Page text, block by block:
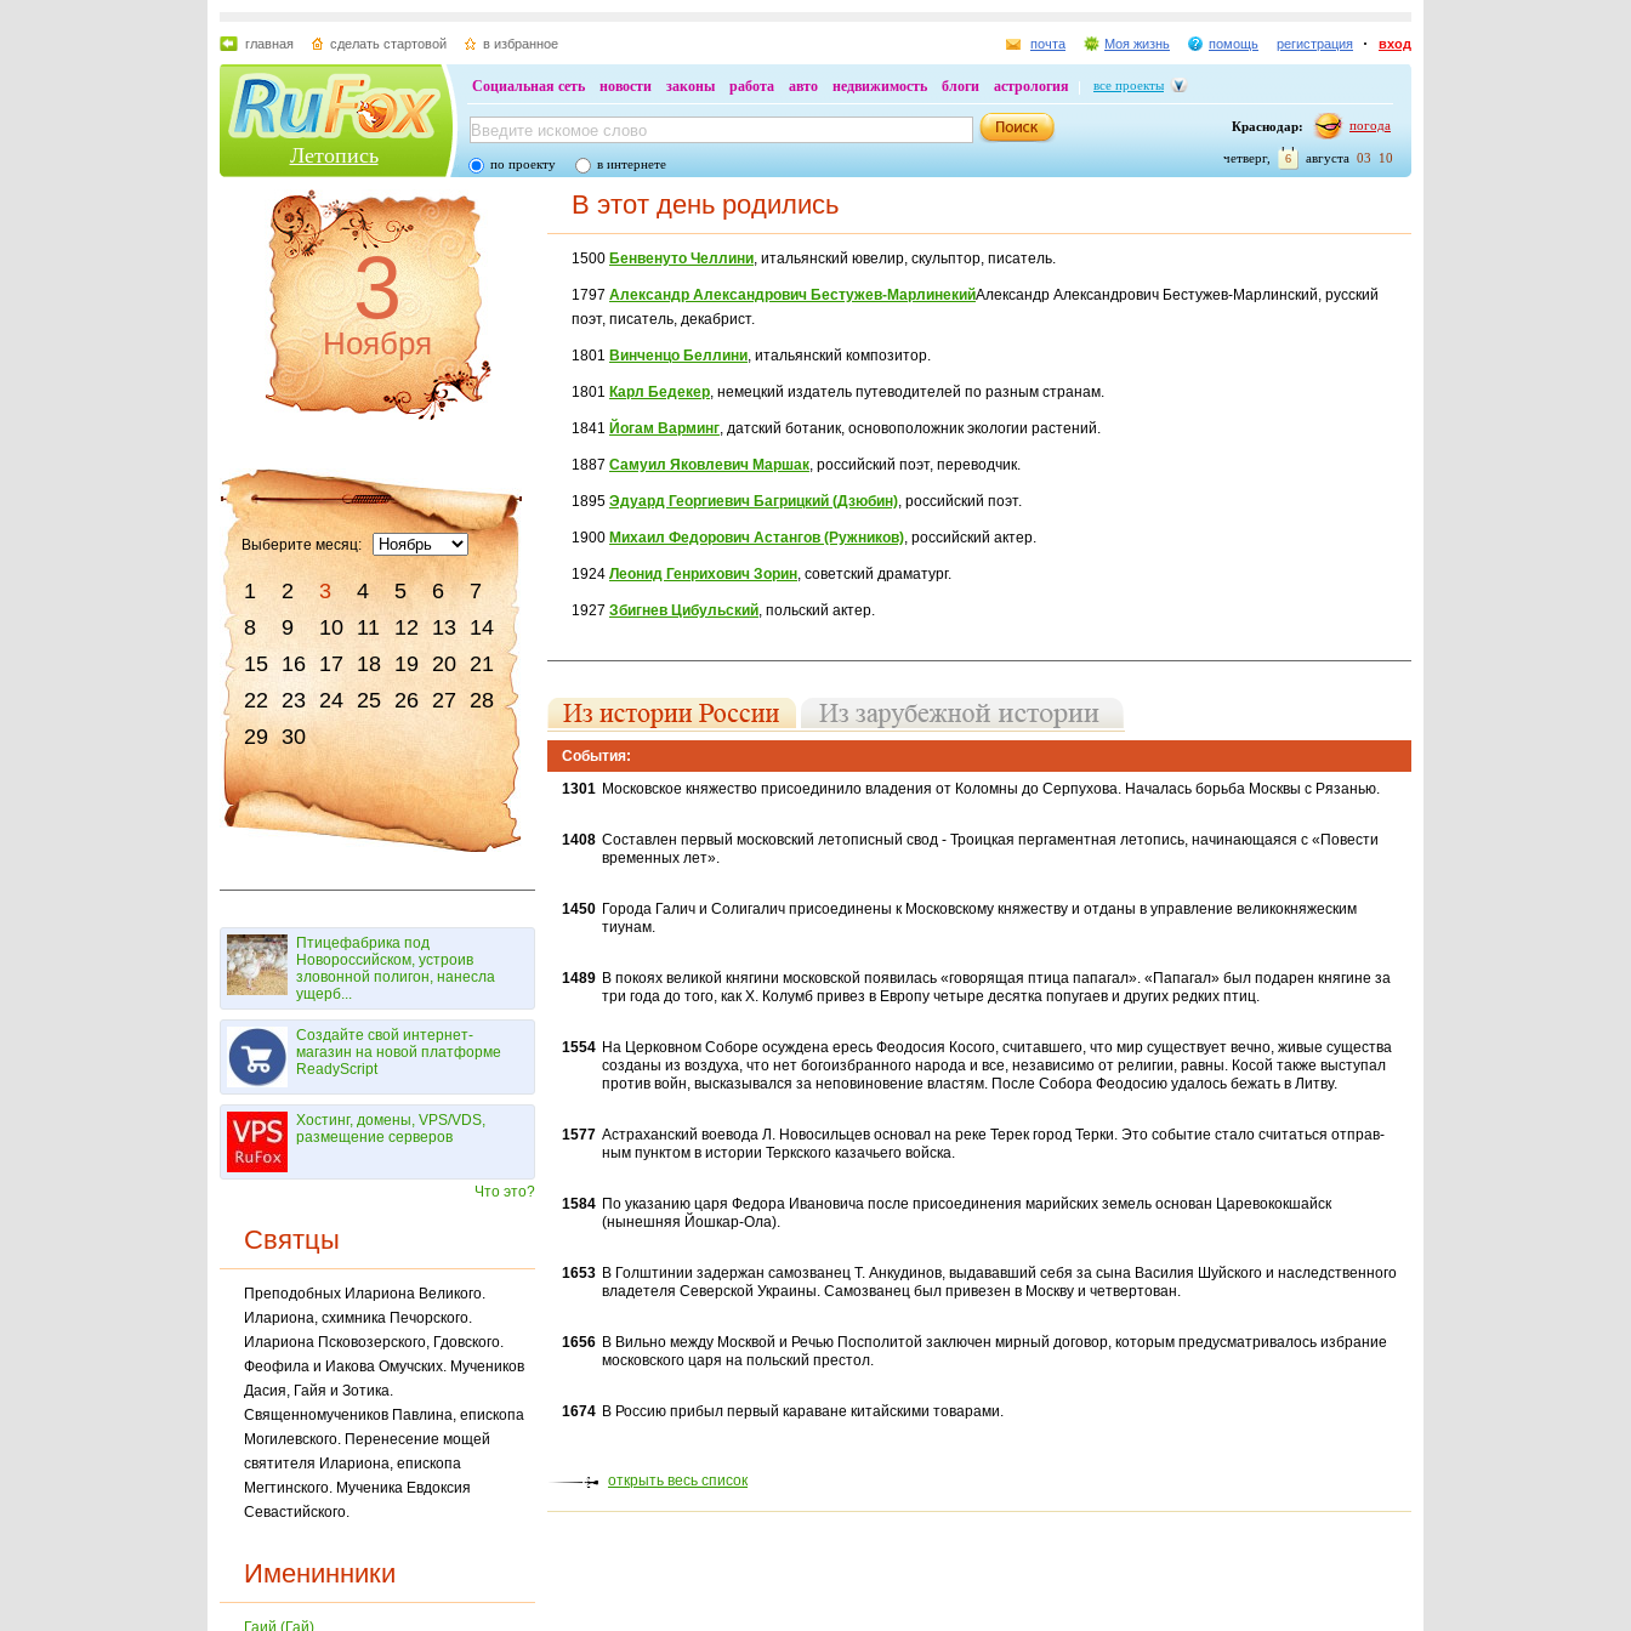
главная сделать стартовой в избранное почта Моя жизнь помощь регистрация вход
Летопись
Социальная сеть новости законы работа авто недвижимость блоги астрология все проекты
Краснодар: погода
03 10
августа
6
четверг,
по проекту в интернете
3
Ноября
Выберите месяц:
1 2 3 4 5 6
7
8
9 10 11 12 13 14
15 16 17 18 19 20 21
22 23 24 25 26 27 28
29 30
Птицефабрика под
Новороссийском, устроив
зловонной полигон, нанесла
ущерб...
Создайте свой интернет-
магазин на новой платформе
ReadyScript
Хостинг, домены, VPS/VDS,
размещение серверов
Что это?
Святцы
Преподобных Илариона Великого.
Илариона, схимника Печорского.
Илариона Псковозерского, Гдовского.
Феофила и Иакова Омучских. Мучеников
Дасия, Гайя и Зотика.
Священномучеников Павлина, епископа
Могилевского. Перенесение мощей
святителя Илариона, епископа
Мегтинского. Мученика Евдоксия
Севастийского.
Именинники
Гаий (Гай)
В этот день родились
1500 Бенвенуто Челлини, итальянский ювелир, скульптор, писатель.
1797Александр Александрович Бестужев-МарлинекийАлександр Александрович Бестужев-Марлинский, русский
поэт, писа­тель, декабрист.
1801 Винченцо Беллини, итальянский композитор.
1801 Карл Бедекер, немецкий издатель путеводителей по разным странам.
1841 Йогам Варминг, датский ботаник, основоположник экологии растений.
1887Самуил Яковлевич Маршак, российский поэт, переводчик.
1895Эдуард Георгиевич Багрицкий (Дзюбин), российский поэт.
1900 Михаил Федорович Астангов (Ружников), российский актер.
1924Леонид Генрихович Зорин, советский драматург.
1927Збигнев Цибульский, польский актер.
События:
1301 Московское княжество присоедини­ло владения от Коломны до Серпухова. Началась борьба Москвы с Рязанью.
1408 Составлен первый московский лето­писный свод - Троицкая пергаментная ле­топись, начинающаяся с «Повести
времен­ных лет».
1450 Города Галич и Солигалич присоеди­нены к Московскому княжеству и отданы в управление великокняжеским
тиунам.
1489 В покоях великой княгини москов­ской появилась «говорящая птица папагал». «Папагал» был подарен княгине за
три года до того, как X. Колумб привез в Евро­пу четыре десятка попугаев и других ред­ких птиц.
1554 На Церковном Соборе осуждена ересь Феодосия Косого, считавшего, что мир су­ществует вечно, живые существа
созданы из воздуха, что нет богоизбранного народа и все, независимо от религии, равны. Ко­сой также выступал
против войн, выска­зывался за неповиновение властям. После Собора Феодосию удалось бе­жать в Литву.
1577 Астраханский воевода Л. Новосиль­цев основал на реке Терек город Терки. Это событие стало считаться отправ­
ным пунктом в истории Теркского казачь­его войска.
1584 По указанию царя Федора Ивановича после присоединения марийских земель основан Царевококшайск
(нынешняя Йош­кар-Ола).
1653 В Голштинии задержан самозванец Т. Анкудинов, выдававший себя за сына Василия Шуйского и наследственного
вла­детеля Северской Украины. Самозванец был привезен в Москву и четвертован.
1656 В Вильно между Москвой и Речью Посполитой заключен мирный договор, которым предусматривалось избрание
мо­сковского царя на польский престол.
1674 В Россию прибыл первый караване китайскими товарами.
открыть весь список